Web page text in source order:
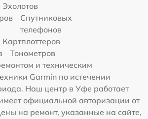
Эхолотов
Спутниковых
телефонов
Картплоттеров
Тонометров
и техническим
Garmin по истечении
Наш центр в Уфе работает
официальной авторизации от
на ремонт, указанные на сайте,